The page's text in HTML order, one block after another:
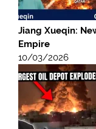
Jiang Xueqin:
Empire
10/03/2026